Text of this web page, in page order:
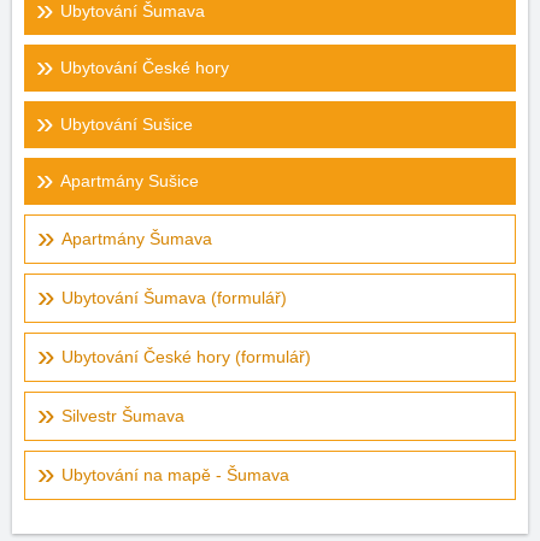
Ubytování Šumava
Ubytování České hory
Ubytování Sušice
Apartmány Sušice
Apartmány Šumava
Ubytování Šumava (formulář)
Ubytování České hory (formulář)
Silvestr Šumava
Ubytování na mapě - Šumava